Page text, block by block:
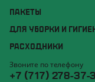
ПАКЕТЫ
ДЛЯ УБОРКИ И
РАСХОДНИКИ
Звоните по телефону
+7 (717) 278-37-